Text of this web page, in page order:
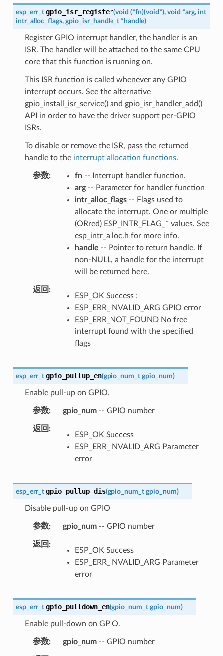
esp_err_t gpio_isr_register(void (*fn)(void *), void *arg, int
intr_alloc_flags, gpio_isr_handle_t * handle)
Register GPIO interrupt handler, the handler is an
ISR. The handler will be attached to the same CPU
core that this function is running on.
This ISR function is called whenever any GPIO
interrupt occurs. See the alternative
gpio_install_isr_service() and gpio_isr_handler_add()
API in order to have the driver support per-GPIO
ISRs.
To disable or remove the ISR, pass the returned
handle to the interrupt allocation functions.
参数 fn-- Interrupt handler function.
arg-- Parameter for handler function
intr_alloc_flags-- Flags used to
allocate the interrupt. One or multiple
(ORred) ESP_INTR_FLAG_* values. See
esp_intr_alloc.h for more info.
handle -- Pointer to return handle. If
non-NULL, a handle for the interrupt
will be returned here.
返回
ESP_OK Success ;
ESP_ERR_INVALID_ARG GPIO error
ESP_ERR_NOT_FOUND No free
interrupt found with the specified
flags
esp_err_t gpio_pullup_en(gpio_num_t gpio_num)
Enable pull-up on GPIO.
参数 gpio_num-- GPIO number
返回
ESP_OK Success
ESP_ERR_INVALID_ARG Parameter
error
esp_err_t gpio_pullup_dis(gpio_num_t gpio_num)
Disable pull-up on GPIO.
参数 gpio_num-- GPIO number
返回
ESP_OK Success
ESP_ERR_INVALID_ARG Parameter
error
esp_err_t gpio_pulldown_en(gpio_num_t gpio_num)
Enable pull-down on GPIO.
参数 gpio_num-- GPIO number